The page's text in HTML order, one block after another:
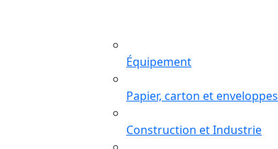
Équipement
Papier, carton et enveloppes
Construction et Industrie